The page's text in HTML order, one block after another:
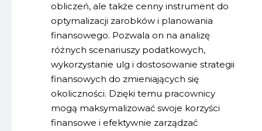
obliczeń, ale także cenny instrument do
optymalizacji zarobków i planowania
finansowego. Pozwala on na analizę
różnych scenariuszy podatkowych,
wykorzystanie ulg i dostosowanie strategii
finansowych do zmieniających się
okoliczności. Dzięki temu pracownicy
mogą maksymalizować swoje korzyści
finansowe i efektywnie zarządzać